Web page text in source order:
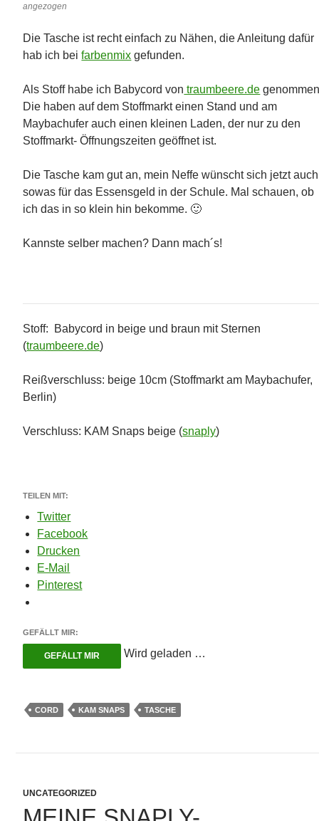
angezogen
Die Tasche ist recht einfach zu Nähen, die Anleitung dafür
hab ich beifarbenmix gefunden.
Als Stoff habe ich Babycord von traumbeere.de
Die haben auf dem Stoffmarkt einen Stand und am
Maybachufer auch einen kleinen Laden, der nur zu den
Stoffmarkt- Öffnungszeiten geöffnet ist.
Die Tasche kam gut an, mein Neffe wünscht sich jetzt auch
sowas für das Essensgeld in der Schule. Mal schauen, ob
ich das in so klein hin bekomme. 🙂
Kannste selber machen? Dann mach´s!
Stoff: Babycord in beige und braun mit Sternen
(traumbeere.de)
Reißverschluss: beige 10cm (Stoffmarkt am Maybachufer,
Berlin)
Verschluss: KAM Snaps beige (snaply)
TEILEN MIT:
Twitter
Facebook
Drucken
E-Mail
Pinterest
GEFÄLLT MIR:
GEFÄLLT MIR Wird geladen …
CORD KAM SNAPS TASCHE
UNCATEGORIZED